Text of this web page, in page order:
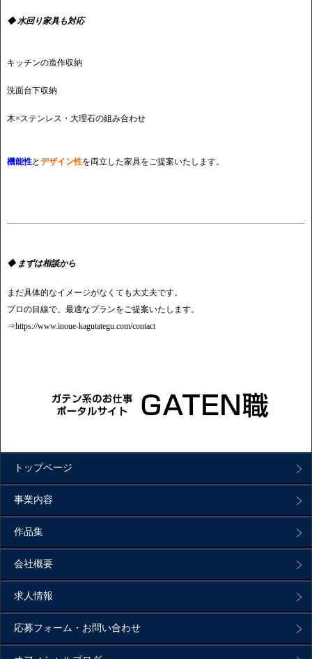
◆ 水回り家具も対応
キッチンの造作収納
洗面台下収納
木×ステンレス・大理石の組み合わせ
機能性とデザイン性を両立した家具をご提案いたします。
◆ まずは相談から
まだ具体的なイメージがなくても大丈夫です。
プロの目線で、最適なプランをご提案いたします。
⇒https://www.inoue-kagutategu.com/contact
トップページ
事業内容
作品集
会社概要
求人情報
応募フォーム・お問い合わせ